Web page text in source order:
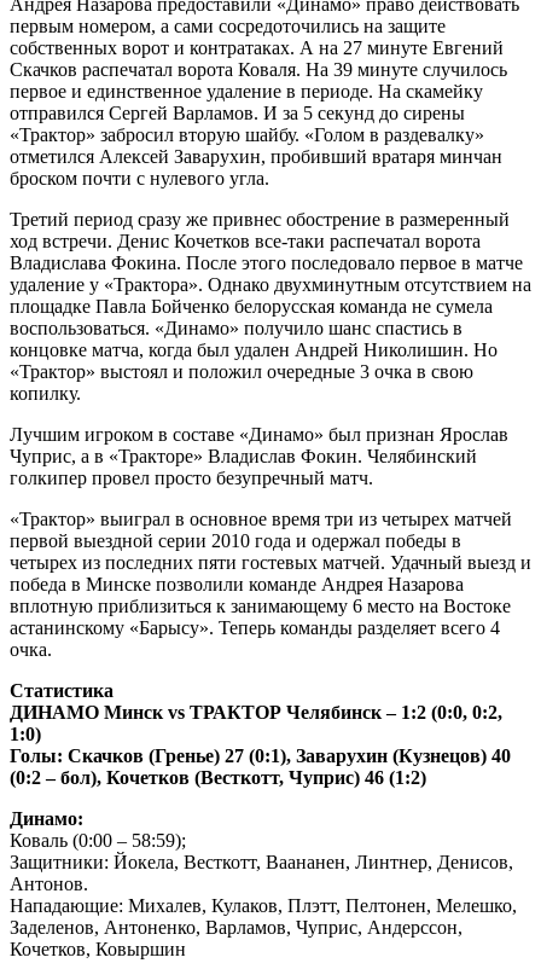
первым номером, а сами сосредоточились на защите
собственных ворот и контратаках. А на 27 минуте Евгений
Скачков распечатал ворота Коваля. На 39 минуте случилось
первое и единственное удаление в периоде. На скамейку
отправился Сергей Варламов. И за 5 секунд до сирены
«Трактор» забросил вторую шайбу. «Голом в раздевалку»
отметился Алексей Заварухин, пробивший вратаря минчан
броском почти с нулевого угла.
Третий период сразу же привнес обострение в размеренный
ход встречи. Денис Кочетков все-таки распечатал ворота
Владислава Фокина. После этого последовало первое в матче
удаление у «Трактора». Однако двухминутным отсутствием на
площадке Павла Бойченко белорусская команда не сумела
воспользоваться. «Динамо» получило шанс спастись в
концовке матча, когда был удален Андрей Николишин. Но
«Трактор» выстоял и положил очередные 3 очка в свою
копилку.
Лучшим игроком в составе «Динамо» был признан Ярослав
Чуприс, а в «Тракторе» Владислав Фокин. Челябинский
голкипер провел просто безупречный матч.
«Трактор» выиграл в основное время три из четырех матчей
первой выездной серии 2010 года и одержал победы в
четырех из последних пяти гостевых матчей. Удачный выезд и
победа в Минске позволили команде Андрея Назарова
вплотную приблизиться к занимающему 6 место на Востоке
астанинскому «Барысу». Теперь команды разделяет всего 4
очка.
Статистика
ДИНАМО Минск vs ТРАКТОР Челябинск – 1:2 (0:0, 0:2,
1:0)
Голы: Скачков (Гренье) 27 (0:1), Заварухин (Кузнецов) 40
(0:2 – бол), Кочетков (Весткотт, Чуприс) 46 (1:2)
Динамо:
Коваль (0:00 – 58:59);
Защитники: Йокела, Весткотт, Ваананен, Линтнер, Денисов,
Антонов.
Нападающие: Михалев, Кулаков, Плэтт, Пелтонен, Мелешко,
Заделенов, Антоненко, Варламов, Чуприс, Андерссон,
Кочетков, Ковыршин